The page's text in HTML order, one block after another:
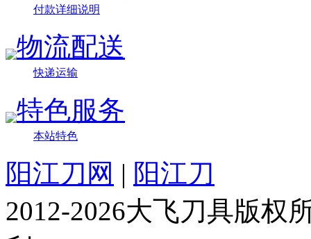
付款详细说明
物流配送
快递运输
特色服务
本站特色
阳江刀网 | 阳江刀
2012-2026大飞刀具版权